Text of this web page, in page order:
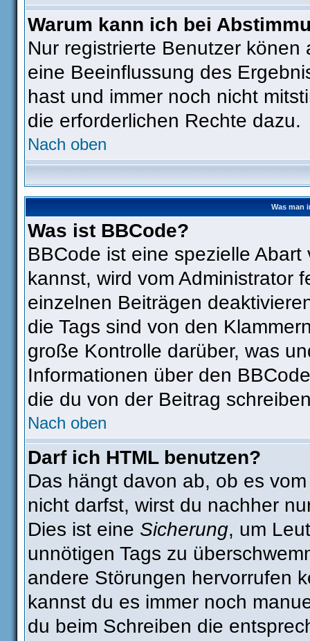
Warum kann ich bei
Nur registrierte Benutzer
eine Beeinflussung des
hast und immer noch nicht
die erforderlichen Rechte dazu.
Nach oben
Was man
Was ist BBCode?
BBCode ist eine spezielle
kannst, wird vom Administrator
einzelnen Beiträgen
die Tags sind von den
große Kontrolle darüber, was
Informationen über den
die du von der Beitrag
Nach oben
Darf ich HTML benutzen?
Das hängt davon ab, ob es
nicht darfst, wirst du nachher
Dies ist eine Sicherung, um
unnötigen Tags zu
andere Störungen hervorrufen
kannst du es immer noch
du beim Schreiben die